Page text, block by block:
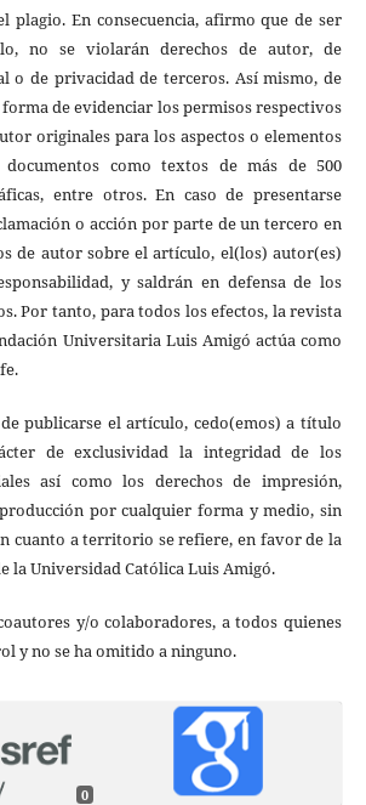
plagio. En consecuencia, afirmo que de ser
no se violarán derechos de autor, de
o de privacidad de terceros. Así mismo, de
de evidenciar los permisos respectivos
originales para los aspectos o elementos
como textos de más de 500
entre otros. En caso de presentarse
o acción por parte de un tercero en
de autor sobre el artículo, el(los) autor(es)
y saldrán en defensa de los
Por tanto, para todos los efectos, la revista
Universitaria Luis Amigó actúa como
publicarse el artículo, cedo(emos) a título
de exclusividad la integridad de los
así como los derechos de impresión,
por cualquier forma y medio, sin
cuanto a territorio se refiere, en favor de la
la Universidad Católica Luis Amigó.
y/o colaboradores, a todos quienes
y no se ha omitido a ninguno.
0